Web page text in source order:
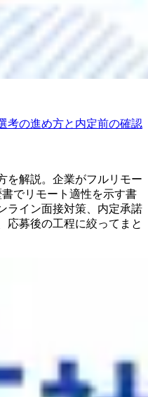
考の進め方と内定前の確認
を解説。企業がフルリモー
でリモート適性を示す書
ライン面接対策、内定承諾
応募後の工程に絞ってまと